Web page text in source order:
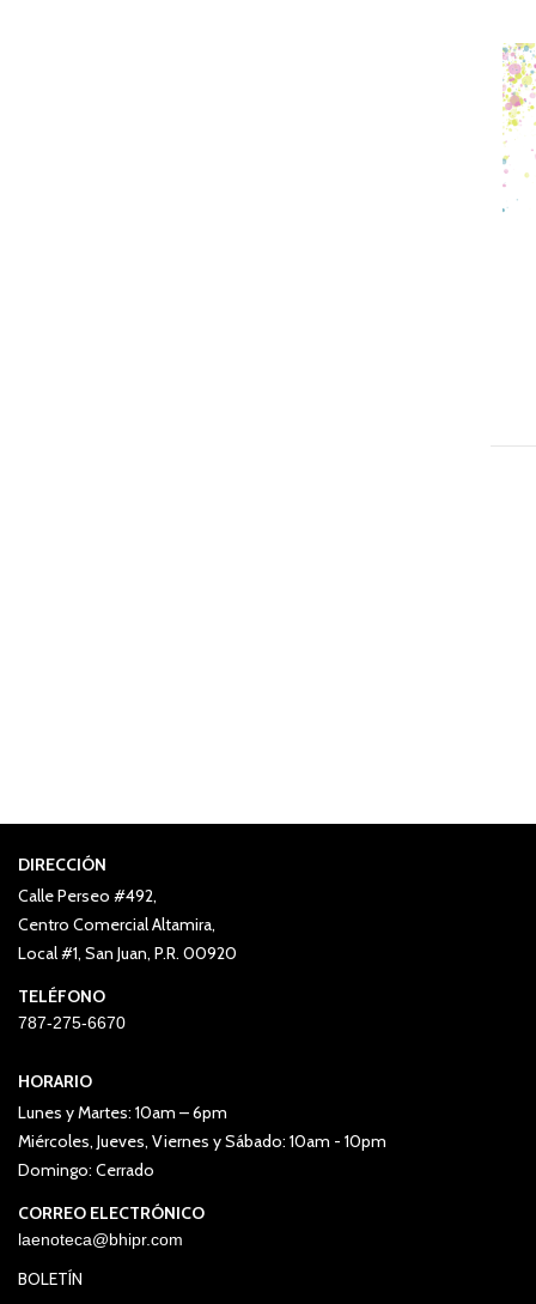
DIRECCIÓN
Calle Perseo #492,
Centro Comercial Altamira,
Local #1, San Juan, P.R. 00920
TELÉFONO
787-275-6670
HORARIO
Lunes y Martes: 10am – 6pm
Miércoles, Jueves, Viernes y Sábado: 10am - 10pm
Domingo: Cerrado
CORREO ELECTRÓNICO
laenoteca@bhipr.com
BOLETÍN